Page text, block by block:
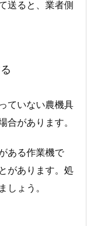
送ると、業者側
ていない農機具
合があります。
ある作業機で
があります。処
しょう。